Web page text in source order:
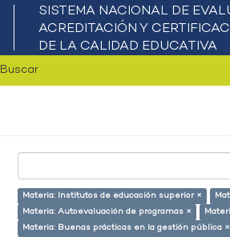
Buscar
Materia: Institutos de educación superior ×
Materia: Autoevaluación de programas ×
Materia: Buenas prácticas en la gestión pública ×